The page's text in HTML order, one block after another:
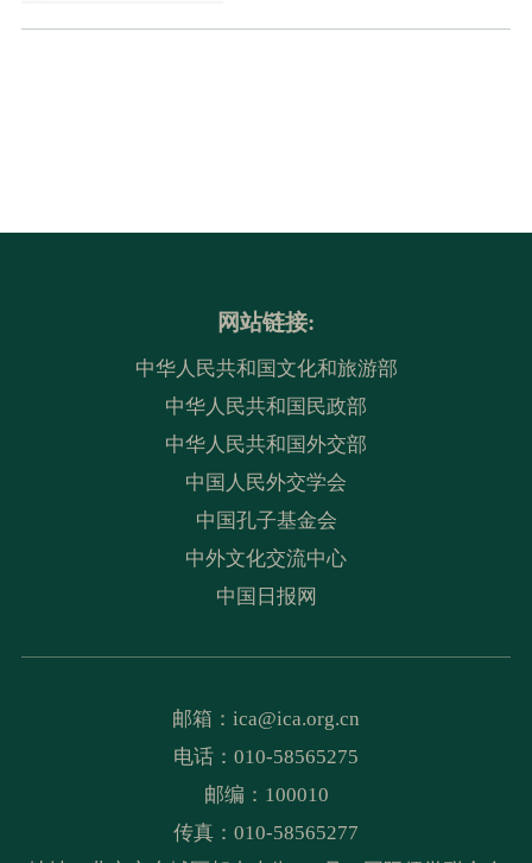
网站链接:
中华人民共和国文化和旅游部
中华人民共和国民政部
中华人民共和国外交部
中国人民外交学会
中国孔子基金会
中外文化交流中心
中国日报网
邮箱： ica@ica.org.cn
电话：010-58565275
邮编：100010
传真：010-58565277